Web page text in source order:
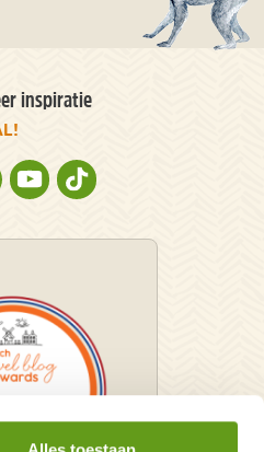
inspiratie
OP FACEBOOKOP INSTAGRAM
OP PINTEREST
NATURESCANNER OP YOUTUBE
NATURESCANNER OP